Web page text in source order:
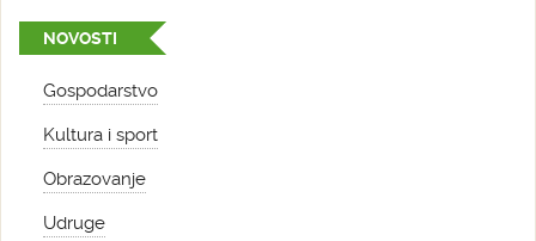
NOVOSTI
Gospodarstvo
Kultura i sport
Obrazovanje
Udruge